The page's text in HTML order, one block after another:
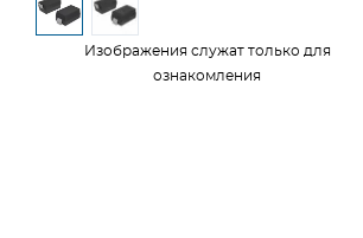
Изображения служат только для
ознакомления